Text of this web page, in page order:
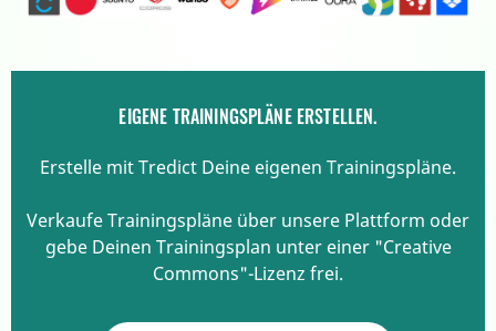
EIGENE TRAININGSPLÄNE ERSTELLEN.
Erstelle mit Tredict Deine eigenen Trainingspläne.
Verkaufe Trainingspläne über unsere Plattform oder
gebe Deinen Trainingsplan unter einer "Creative
Commons"-Lizenz frei.